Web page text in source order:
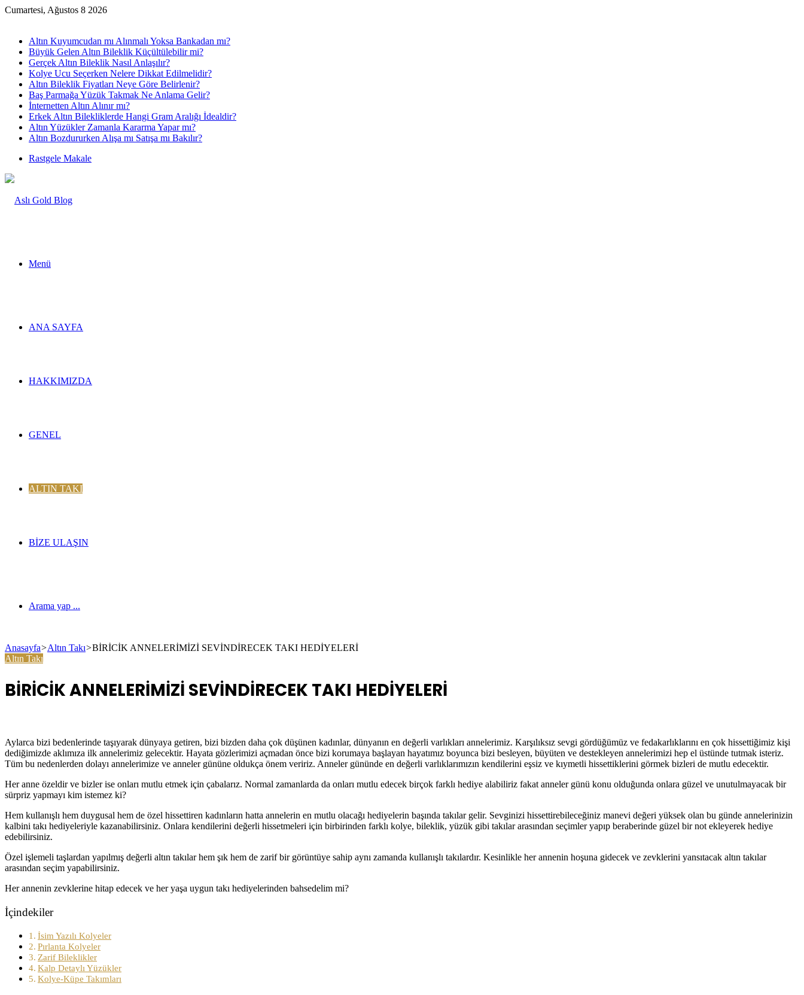
Cumartesi, Ağustos 8 2026
Altın Kuyumcudan mı Alınmalı Yoksa Bankadan mı?
Büyük Gelen Altın Bileklik Küçültülebilir mi?
Gerçek Altın Bileklik Nasıl Anlaşılır?
Kolye Ucu Seçerken Nelere Dikkat Edilmelidir?
Altın Bileklik Fiyatları Neye Göre Belirlenir?
Baş Parmağa Yüzük Takmak Ne Anlama Gelir?
İnternetten Altın Alınır mı?
Erkek Altın Bilekliklerde Hangi Gram Aralığı İdealdir?
Altın Yüzükler Zamanla Kararma Yapar mı?
Altın Bozdururken Alışa mı Satışa mı Bakılır?
Rastgele Makale
Menü
ANA SAYFA
HAKKIMIZDA
GENEL
ALTIN TAKI
BIZE ULAŞIN
Arama yap ...
Anasayfa>Altın Takı>BİRİCİK ANNELERİMİZİ SEVİNDİRECEK TAKI HEDİYELERİ
Altın Takı
BİRİCİK ANNELERİMİZİ SEVİNDİRECEK TAKI HEDİYELERİ
Aylarca bizi bedenlerinde taşıyarak dünyaya getiren, bizi bizden daha çok düşünen kadınlar, dünyanın en değerli varlıkları annelerimiz. Karşılıksız sevgi gördüğümüz ve fedakarlıklarını en çok hissettiğimiz kişi
dediğimizde aklımıza ilk annelerimiz gelecektir. Hayata gözlerimizi açmadan önce bizi korumaya başlayan hayatımız boyunca bizi besleyen, büyüten ve destekleyen annelerimizi hep el üstünde tutmak isteriz.
Tüm bu nedenlerden dolayı annelerimize ve anneler gününe oldukça önem veririz. Anneler gününde en değerli varlıklarımızın kendilerini eşsiz ve kıymetli hissettiklerini görmek bizleri de mutlu edecektir.
Her anne özeldir ve bizler ise onları mutlu etmek için çabalarız. Normal zamanlarda da onları mutlu edecek birçok farklı hediye alabiliriz fakat anneler günü konu olduğunda onlara güzel ve unutulmayacak bir
sürpriz yapmayı kim istemez ki?
Hem kullanışlı hem duygusal hem de özel hissettiren kadınların hatta annelerin en mutlu olacağı hediyelerin başında takılar gelir. Sevginizi hissettirebileceğiniz manevi değeri yüksek olan bu günde annelerinizin
kalbini takı hediyeleriyle kazanabilirsiniz. Onlara kendilerini değerli hissetmeleri için birbirinden farklı kolye, bileklik, yüzük gibi takılar arasından seçimler yapıp beraberinde güzel bir not ekleyerek hediye
edebilirsiniz.
Özel işlemeli taşlardan yapılmış değerli altın takılar hem şık hem de zarif bir görüntüye sahip aynı zamanda kullanışlı takılardır. Kesinlikle her annenin hoşuna gidecek ve zevklerini yansıtacak altın takılar
arasından seçim yapabilirsiniz.
Her annenin zevklerine hitap edecek ve her yaşa uygun takı hediyelerinden bahsedelim mi?
İçindekiler
İsim Yazılı Kolyeler
Pırlanta Kolyeler
Zarif Bileklikler
Kalp Detaylı Yüzükler
Kolye-Küpe Takımları